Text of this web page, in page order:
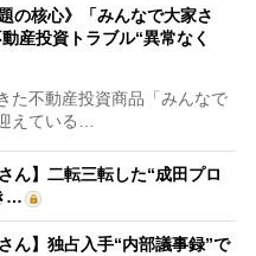
の核心》「みんなで大家さ
産投資トラブル“異常なく
た不動産投資商品「みんなで
えている…
ん】二転三転した“成田プロ
…
ん】独占入手“内部議事録”で